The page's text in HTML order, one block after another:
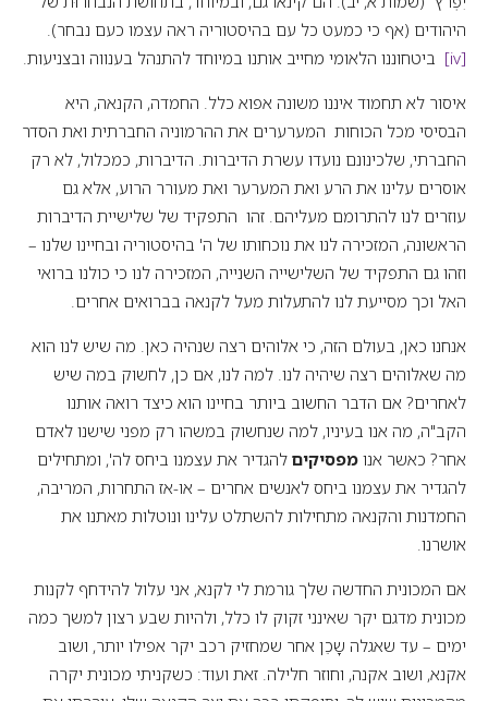
היהודים (אף כי כמעט כל עם בהיסטוריה ראה עצמו כעם נבחר).
[iv]
ביטחוננו הלאומי מחייב אותנו במיוחד להתנהל בענווה ובצניעות.
איסור לא תחמוד איננו משונה אפוא כלל. החמדה, הקנאה, היא
הבסיסי מכל הכוחות המערערים את ההרמוניה החברתית ואת הסדר
החברתי, שלכינונם נועדו עשרת הדיברות. הדיברות, כמכלול, לא רק
אוסרים עלינו את הרע ואת המערער ואת מעורר הרוע, אלא גם
עוזרים לנו להתרומם מעליהם. זהו התפקיד של שלישיית הדיברות
הראשונה, המזכירה לנו את נוכחותו של ה' בהיסטוריה ובחיינו שלנו –
וזהו גם התפקיד של השלישייה השנייה, המזכירה לנו כי כולנו ברואי
האל וכך מסייעת לנו להתעלות מעל לקנאה בברואים אחרים.
אנחנו כאן, בעולם הזה, כי אלוהים רצה שנהיה כאן. מה שיש לנו הוא
מה שאלוהים רצה שיהיה לנו. למה לנו, אם כן, לחשוק במה שיש
לאחרים? אם הדבר החשוב ביותר בחיינו הוא כיצד רואה אותנו
הקב"ה, מה אנו בעיניו, למה שנחשוק במשהו רק מפני שישנו לאדם
אחר? כאשר אנו מפסיקים להגדיר את עצמנו ביחס לה', ומתחילים
להגדיר את עצמנו ביחס לאנשים אחרים – או-אז התחרות, המריבה,
החמדנות והקנאה מתחילות להשתלט עלינו ונוטלות מאתנו את
אושרנו.
אם המכונית החדשה שלך גורמת לי לקנא, אני עלול להידחף לקנות
מכונית מדגם יקר שאינני זקוק לו כלל, ולהיות שבע רצון למשך כמה
ימים – עד שאגלה שָכֵן אחר שמחזיק רכב יקר אפילו יותר, ושוב
אקנא, ושוב אקנה, וחוזר חלילה. זאת ועוד: כשקניתי מכונית יקרה